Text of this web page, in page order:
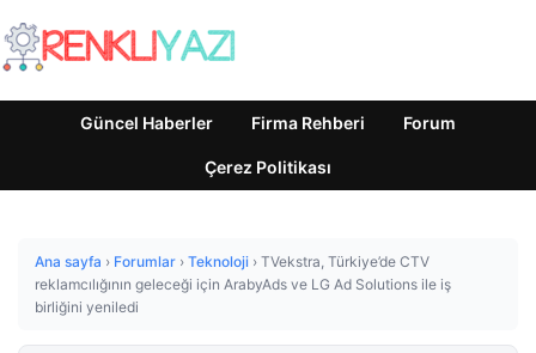
Güncel Haberler Firma Rehberi Forum
Çerez Politikası
Ana sayfa › Forumlar › Teknoloji › TVekstra, Türkiye’de CTV
reklamcılığının geleceği için ArabyAds ve LG Ad Solutions ile iş
birliğini yeniledi